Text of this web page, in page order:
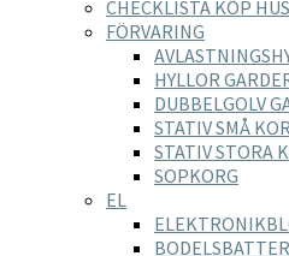
CHECKLISTA KÖP
FÖRVARING
HYLLOR
DUBBELGOLV
STATIV SMÅ
STATIV STORA
SOPKORG
EL